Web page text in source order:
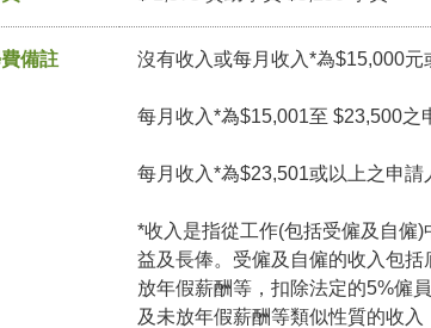
備註 沒有收入或每月收入*為$15,000
每月收入*為$15,001至 $23,500之
每月收入*為$23,501或以上之申請
*收入是指從工作(包括受僱及自僱
益及長俸。受僱及自僱的收入包
放年假薪酬等，扣除法定的5%僱
及未放年假薪酬等類似性質的收入